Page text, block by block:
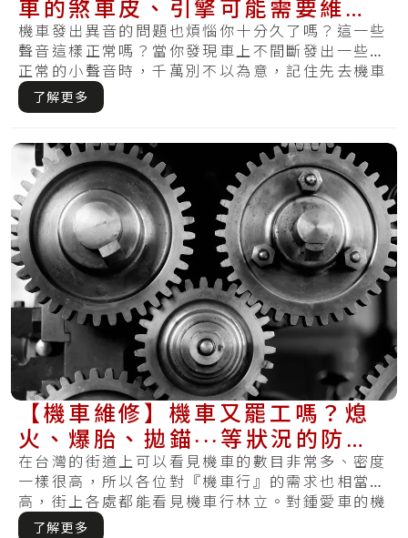
車的煞車皮、引擎可能需要維
修！
機車發出異音的問題也煩惱你十分久了嗎？這一些
聲音這樣正常嗎？當你發現車上不間斷發出一些不
正常的小聲音時，千萬別不以為意，記住先去機車
維修.....
了解更多
【機車維修】機車又罷工嗎？熄
火、爆胎、拋錨‧‧‧等狀況的防範
方式在這裡
在台灣的街道上可以看見機車的數目非常多、密度
一樣很高，所以各位對『機車行』的需求也相當
高，街上各處都能看見機車行林立。對鍾愛車的機
車族來.....
了解更多